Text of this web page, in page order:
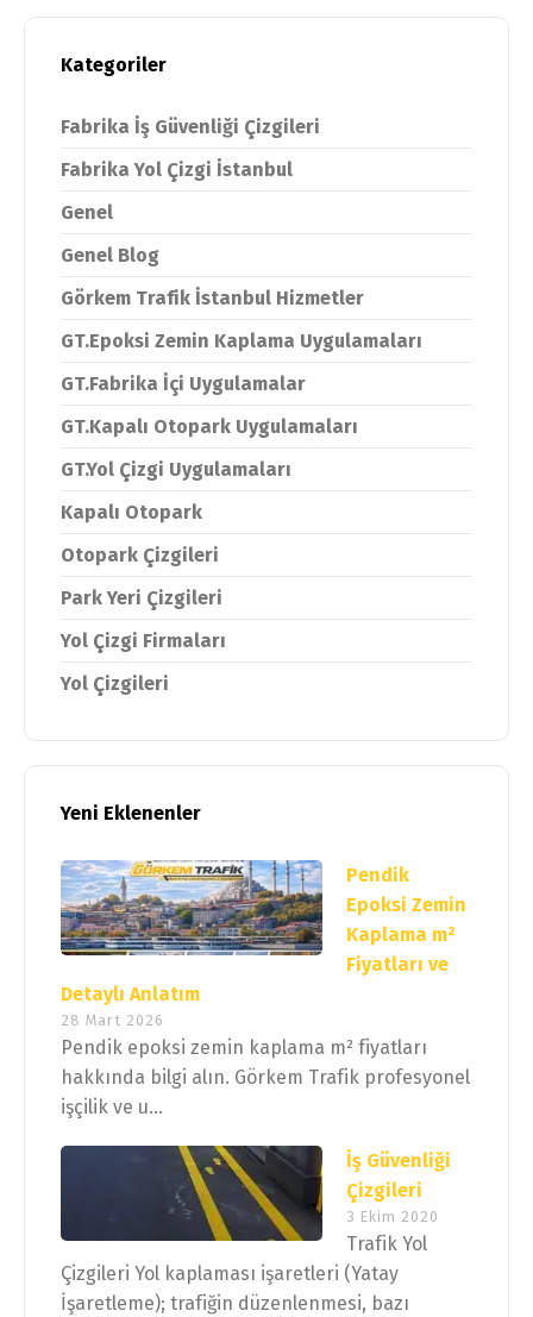
Kategoriler
Fabrika İş Güvenliği Çizgileri
Fabrika Yol Çizgi İstanbul
Genel
Genel Blog
Görkem Trafik İstanbul Hizmetler
GT.Epoksi Zemin Kaplama Uygulamaları
GT.Fabrika İçi Uygulamalar
GT.Kapalı Otopark Uygulamaları
GT.Yol Çizgi Uygulamaları
Kapalı Otopark
Otopark Çizgileri
Park Yeri Çizgileri
Yol Çizgi Firmaları
Yol Çizgileri
Yeni Eklenenler
Pendik
Epoksi Zemin
Kaplama m²
Fiyatları ve
Detaylı Anlatım
28 Mart 2026
Pendik epoksi zemin kaplama m² fiyatları
hakkında bilgi alın. Görkem Trafik profesyonel
işçilik ve u...
İş Güvenliği
Çizgileri
3 Ekim 2020
Trafik Yol
Çizgileri Yol kaplaması işaretleri (Yatay
İşaretleme); trafiğin düzenlenmesi, bazı